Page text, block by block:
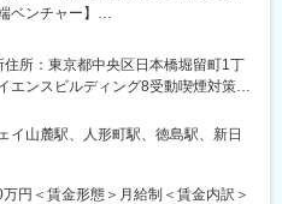
世界の食糧問題を解決する」をミッ
量子バイオテクノロジーを世界で初
テック・カンパニーです。
で総額3億円の資金調達を実施し、世
中性子線育種技術のさらなる市場開
サービス体制の拡大と、海外での加
構築を行っていく予定です。
ベンチャー】
製品・サービス(受託研究サービス・
活動
商談、価格交渉、契約条件の調整
題をヒアリングし、自社ソリューシ
術的な質問・仕様確認への対応
術のプレゼンテーション、海外出張
住所：東京都中央区日本橋堀留町1丁
エンスビルディング8受動喫煙対策：
徳島事業所住所：徳島県徳島市西新
内全面禁煙変更の範囲：会社の定め
む）
イ山麓駅、人形町駅、徳島駅、新日
円＜賃金形態＞月給制＜賃金内訳＞